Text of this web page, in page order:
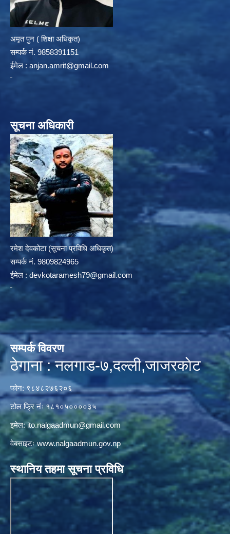
अमृत पुन ( शिक्षा अधिकृत)
सम्पर्क न‌ं. 9858391151
ईमेल : anjan.amrit@gmail.com
सूचना अधिकारी
रमेश देवकोटा (सूचना प्रविधि अधिकृत)
सम्पर्क न‌ं. 9809824965
ईमेल : devkotaramesh79@gmail.com
सम्पर्क विवरण
ठेगाना : नलगाड-७,दल्ली,जाजरकाेट
फोन: ९८४८२७६२०६
टोल फ्रि नंः १८१०५००००३५
इमेल:ito.nalgaadmun@gmail.com
वेबसाइटःwww.nalgaadmun.gov.np
स्थानिय तहमा सूचना प्रविधि